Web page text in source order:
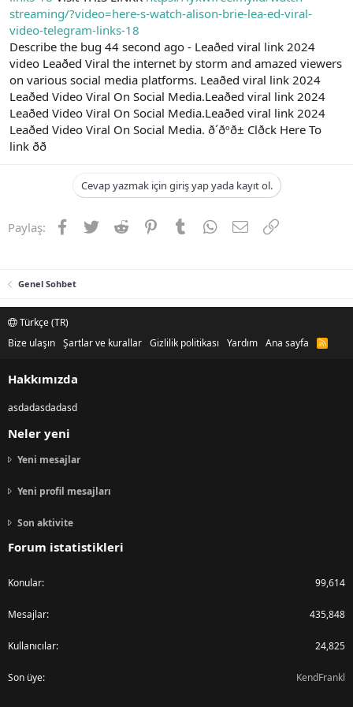
t
a
n
i
h
i
streaming/?video=here-s-watch-alison-brie-lea-ed-viral-
video-telegram-links-18
Describe the bug 44 second ago - Leaðed viral link 2024
video Leaðed Viral the internet by storm and amazed viewers
on various social media platforms. Leaðed viral link 2024
Leaðed Video Viral On Social Media.Leaðed viral link 2024
Leaðed Video Viral On Social Media.Leaðed viral link 2024
Leaðed Video Viral On Social Media. ð´ðºð± Clðck Here To
link ðð
Cevap yazmak için giriş yap yada kayıt ol.
Paylaş: Facebook
TwitterReddit PinterestTumblrWhatsApp
E-postaLink
Genel Sohbet
Türkçe (TR)
Bize ulaşın Şartlar ve kurallar Gizlilik politikası Yardım Ana sayfa
R
S
Hakkımızda
asdadasdadasd
Neler yeni
Yeni mesajlar
Yeni profil mesajları
Son aktivite
Forum istatistikleri
Konular 99,614
Mesajlar 435,848
Kullanıcılar 24,825
Son üye KendFrankl